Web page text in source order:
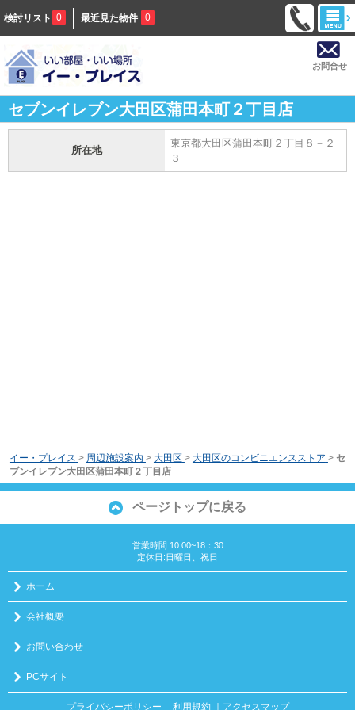
検討リスト 0 最近見た物件 0
お問合せ
セブンイレブン大田区蒲田本町２丁目店
所在地
東京都大田区蒲田本町２丁目８－２
３
イー・プレイス > 周辺施設案内 > 大田区 > 大田区のコンビニエンスストア > セ
ブンイレブン大田区蒲田本町２丁目店
ページトップに戻る
営業時間:10:00~18：30
定休日:日曜日、祝日
ホーム
会社概要
お問い合わせ
PCサイト
プライバシーポリシー ｜ 利用規約 ｜アクセスマップ